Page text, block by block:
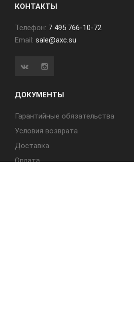
КОНТАКТЫ
Телефон: 7 495 766-10-72
Email: sale@axc.su
ДОКУМЕНТЫ
Гарантийные обязательства
Условия возврата
Доставка
Оплата